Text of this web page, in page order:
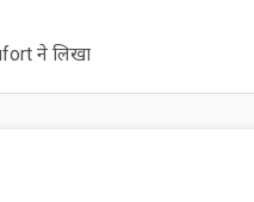
ने लिखा